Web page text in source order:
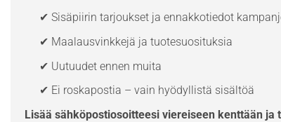
✔ Sisäpiirin tarjoukset ja ennakkotiedot
✔ Maalausvinkkejä ja tuotesuosituksia
✔ Uutuudet ennen muita
✔ Ei roskapostia – vain hyödyllistä sisältöä
Lisää sähköpostiosoitteesi viereiseen kenttään ja